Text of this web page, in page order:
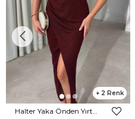
2